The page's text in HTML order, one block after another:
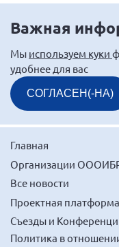
Важная
Мы используем куки
удобнее для вас
СОГЛАСЕН(-НА)
Главная
Организации
Все новости
Проектная платформа
Съезды и
Политика в